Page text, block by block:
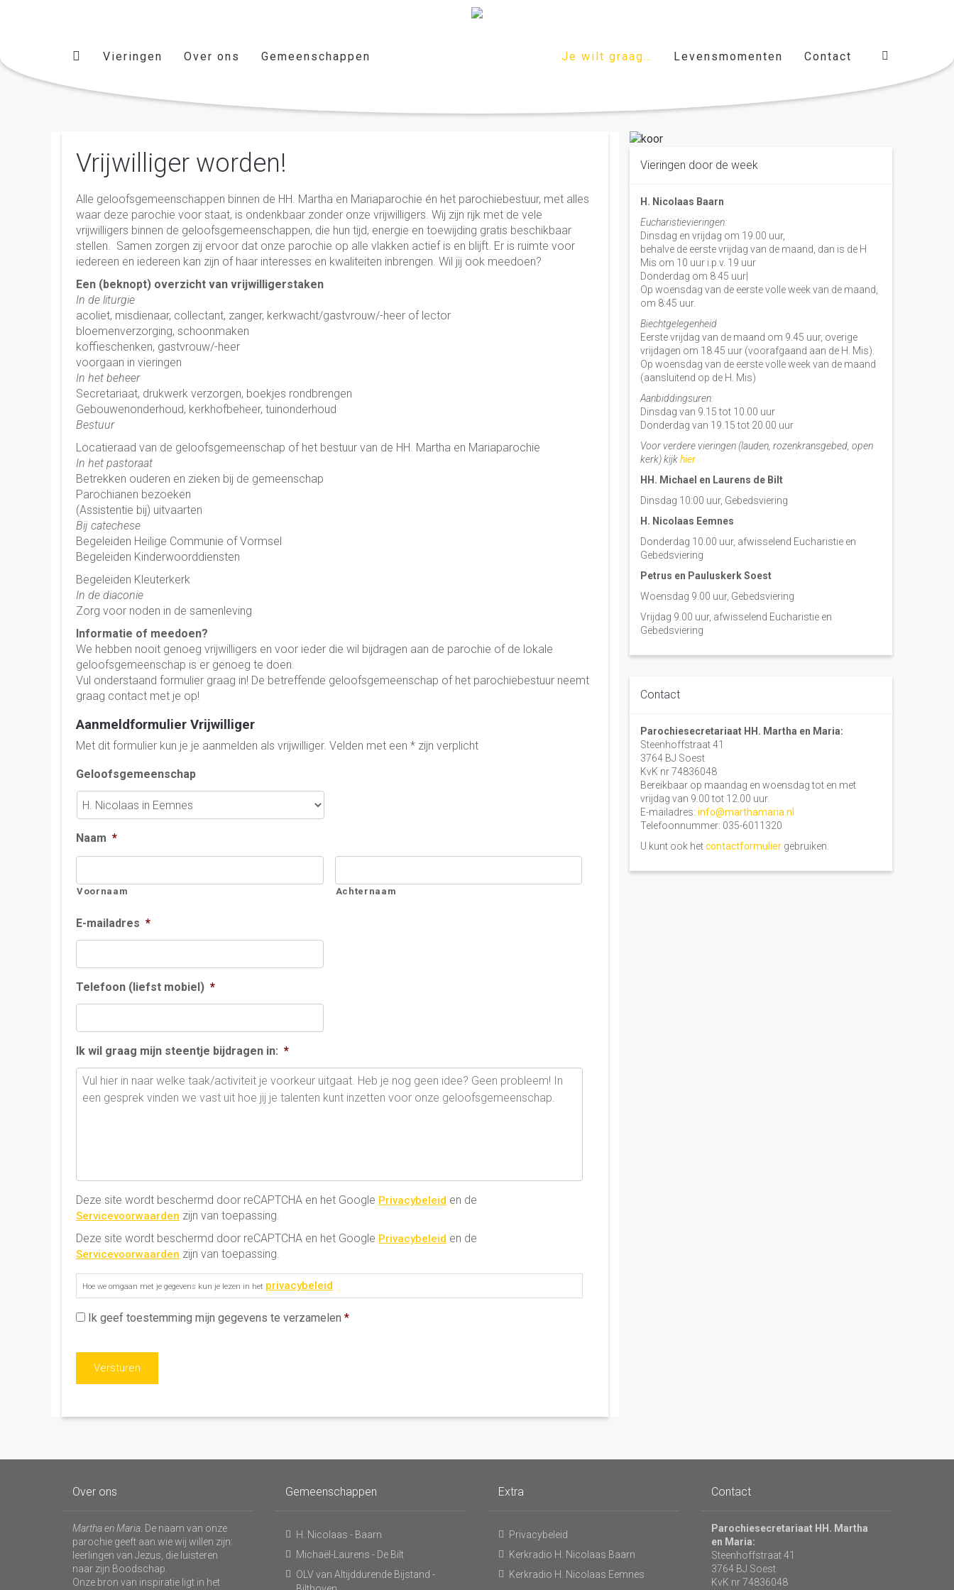
Vieringen Over ons Gemeenschappen Je wilt graag… Levensmomenten Contact
Vrijwilliger worden!
Alle geloofsgemeenschappen binnen de HH. Martha en Mariaparochie én het parochiebestuur, met alles
waar deze parochie voor staat, is ondenkbaar zonder onze vrijwilligers. Wij zijn rijk met de vele
vrijwilligers binnen de geloofsgemeenschappen, die hun tijd, energie en toewijding gratis beschikbaar
stellen. Samen zorgen zij ervoor dat onze parochie op alle vlakken actief is en blijft. Er is ruimte voor
iedereen en iedereen kan zijn of haar interesses en kwaliteiten inbrengen. Wil jij ook meedoen?
Een (beknopt) overzicht van vrijwilligerstaken
In de liturgie
acoliet, misdienaar, collectant, zanger, kerkwacht/gastvrouw/-heer of lector
bloemenverzorging, schoonmaken
koffieschenken, gastvrouw/-heer
voorgaan in vieringen
In het beheer
Secretariaat, drukwerk verzorgen, boekjes rondbrengen
Gebouwenonderhoud, kerkhofbeheer, tuinonderhoud
Bestuur
Locatieraad van de geloofsgemeenschap of het bestuur van de HH. Martha en Mariaparochie
In het pastoraat
Betrekken ouderen en zieken bij de gemeenschap
Parochianen bezoeken
(Assistentie bij) uitvaarten
Bij catechese
Begeleiden Heilige Communie of Vormsel
Begeleiden Kinderwoorddiensten
Begeleiden Kleuterkerk
In de diaconie
Zorg voor noden in de samenleving
Informatie of meedoen?
We hebben nooit genoeg vrijwilligers en voor ieder die wil bijdragen aan de parochie of de lokale
geloofsgemeenschap is er genoeg te doen.
Vul onderstaand formulier graag in! De betreffende geloofsgemeenschap of het parochiebestuur neemt
graag contact met je op!
Aanmeldformulier Vrijwilliger
Met dit formulier kun je je aanmelden als vrijwilliger. Velden met een * zijn verplicht
Geloofsgemeenschap
Naam *
Voornaam Achternaam
E-mailadres *
Telefoon (liefst mobiel) *
Ik wil graag mijn steentje bijdragen in: *
Deze site wordt beschermd door reCAPTCHA en het Google Privacybeleid en de
Servicevoorwaarden zijn van toepassing.
Deze site wordt beschermd door reCAPTCHA en het Google Privacybeleid en de
Servicevoorwaarden zijn van toepassing.
Toestemming
*
Hoe we omgaan met je gegevens kun je lezen in het privacybeleid
Ik geef toestemming mijn gegevens te verzamelen *
Vieringen door de week
H. Nicolaas Baarn
Eucharistievieringen:
Dinsdag en vrijdag om 19.00 uur,
behalve de eerste vrijdag van de maand, dan is de H
Mis om 10 uur i.p.v. 19 uur
Donderdag om 8.45 uur|
Op woensdag van de eerste volle week van de maand,
om 8:45 uur.
Biechtgelegenheid
Eerste vrijdag van de maand om 9.45 uur, overige
vrijdagen om 18.45 uur (voorafgaand aan de H. Mis).
Op woensdag van de eerste volle week van de maand
(aansluitend op de H. Mis)
Aanbiddingsuren:
Dinsdag van 9.15 tot 10.00 uur
Donderdag van 19.15 tot 20.00 uur
Voor verdere vieringen (lauden, rozenkransgebed, open
kerk) kijkhier
HH. Michael en Laurens de Bilt
Dinsdag 10:00 uur, Gebedsviering
H. Nicolaas Eemnes
Donderdag 10.00 uur, afwisselend Eucharistie en
Gebedsviering
Petrus en Pauluskerk Soest
Woensdag 9.00 uur, Gebedsviering
Vrijdag 9.00 uur, afwisselend Eucharistie en
Gebedsviering
Contact
Parochiesecretariaat HH. Martha en Maria:
Steenhoffstraat 41
3764 BJ Soest
KvK nr 74836048
Bereikbaar op maandag en woensdag tot en met
vrijdag van 9.00 tot 12.00 uur.
E-mailadres: info@marthamaria.nl
Telefoonnummer: 035-6011320
U kunt ook hetcontactformulier gebruiken.
Over ons
Martha en Maria . De naam van onze
parochie geeft aan wie wij willen zijn:
leerlingen van Jezus, die luisteren
naar zijn Boodschap.
Onze bron van inspiratie ligt in het
Gemeenschappen
H. Nicolaas - Baarn
Michaël-Laurens - De Bilt
OLV van Altijddurende Bijstand -
Extra
Privacybeleid
Kerkradio H. Nicolaas Baarn
Kerkradio H. Nicolaas Eemnes
Contact
Parochiesecretariaat HH. Martha
en Maria:
Steenhoffstraat 41
3764 BJ Soest
KvK nr 74836048